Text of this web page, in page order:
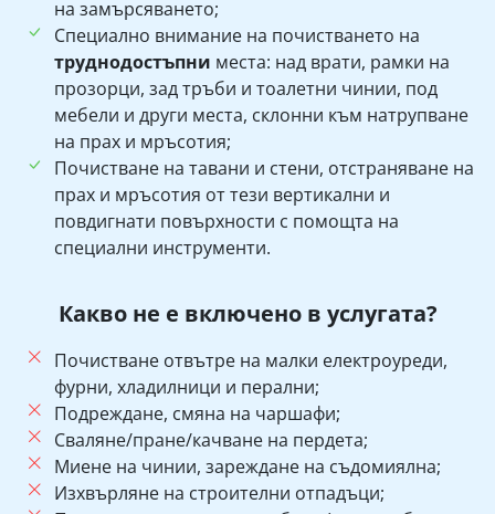
на замърсяването;
Специално внимание на почистването на
труднодостъпни места: над врати, рамки на
прозорци, зад тръби и тоалетни чинии, под
мебели и други места, склонни към натрупване
на прах и мръсотия;
Почистване на тавани и стени, отстраняване на
прах и мръсотия от тези вертикални и
повдигнати повърхности с помощта на
специални инструменти.
Какво не е включено в услугата?
Почистване отвътре на малки електроуреди,
фурни, хладилници и перални;
Подреждане, смяна на чаршафи;
Сваляне/пране/качване на пердета;
Миене на чинии, зареждане на съдомиялна;
Изхвърляне на строителни отпадъци;